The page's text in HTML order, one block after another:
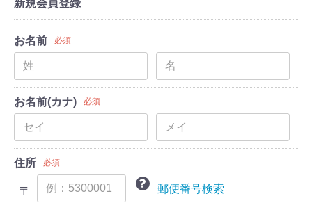
新規会員登録
お名前 必須
お名前(カナ) 必須
住所 必須
〒 郵便番号検索